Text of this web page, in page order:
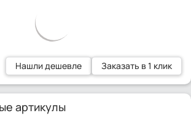
Нашли дешевле Заказать в 1 клик
артикулы